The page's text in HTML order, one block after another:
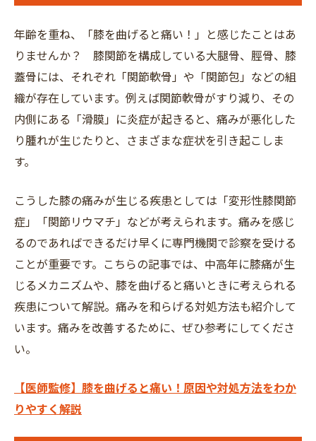
年齢を重ね、「膝を曲げると痛い！」と感じたことはあ
りませんか？ 膝関節を構成している大腿骨、脛骨、膝
蓋骨には、それぞれ「関節軟骨」や「関節包」などの組
織が存在しています。例えば関節軟骨がすり減り、その
内側にある「滑膜」に炎症が起きると、痛みが悪化した
り腫れが生じたりと、さまざまな症状を引き起こしま
す。
こうした膝の痛みが生じる疾患としては「変形性膝関節
症」「関節リウマチ」などが考えられます。痛みを感じ
るのであればできるだけ早くに専門機関で診察を受ける
ことが重要です。こちらの記事では、中高年に膝痛が生
じるメカニズムや、膝を曲げると痛いときに考えられる
疾患について解説。痛みを和らげる対処方法も紹介して
います。痛みを改善するために、ぜひ参考にしてくださ
い。
【医師監修】膝を曲げると痛い！原因や対処方法をわか
りやすく解説